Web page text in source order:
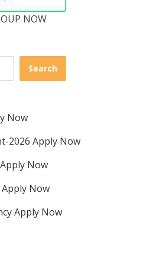
NOW
Search
Now
2026 Apply Now
Now
Apply Now
Apply Now